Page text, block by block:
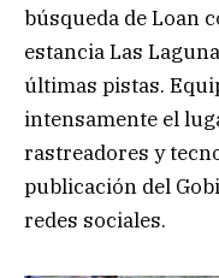
búsqueda de Loan
estancia Las
últimas pistas.
intensamente el
rastreadores y
publicación del
redes sociales.